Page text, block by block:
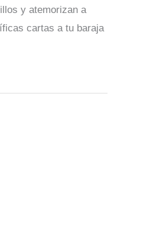
y atemorizan a
cartas a tu baraja